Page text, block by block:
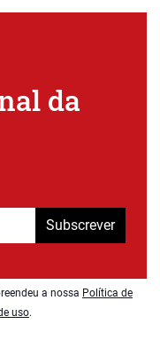
da
Subscrever
a nossa Política de
uso.